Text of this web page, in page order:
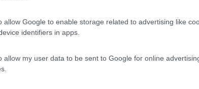
allow Google to enable storage related to advertising like
identifiers in apps.
allow my user data to be sent to Google for online
roganizzare?? buona giornata
i campeggi, causa alta stagione o rischiare e